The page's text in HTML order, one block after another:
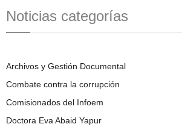
Noticias categorías
Archivos y Gestión Documental
Combate contra la corrupción
Comisionados del Infoem
Doctora Eva Abaid Yapur